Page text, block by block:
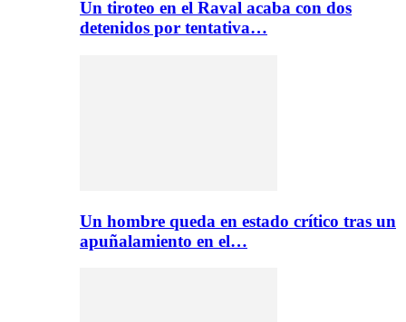
Un tiroteo en el Raval acaba con dos
detenidos por tentativa…
Un hombre queda en estado crítico tras un
apuñalamiento en el…